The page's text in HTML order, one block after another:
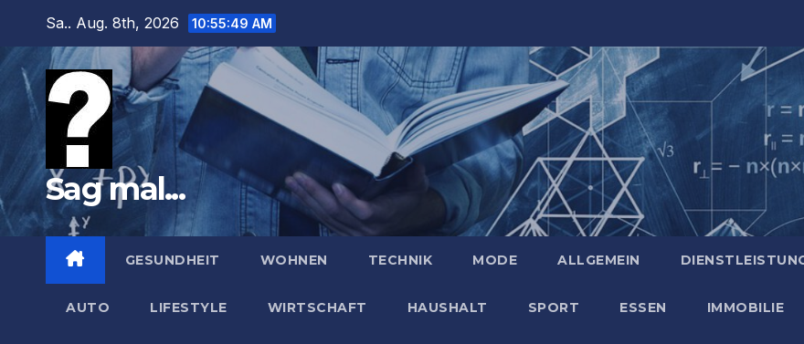
springen
Sa.. Aug. 8th, 2026 10:55:50 AM
Sag mal...
GESUNDHEIT WOHNEN TECHNIK MODE ALLGEMEIN
AUTO LIFESTYLE WIRTSCHAFT HAUSHALT SPORT ESSEN IMMOBILIE